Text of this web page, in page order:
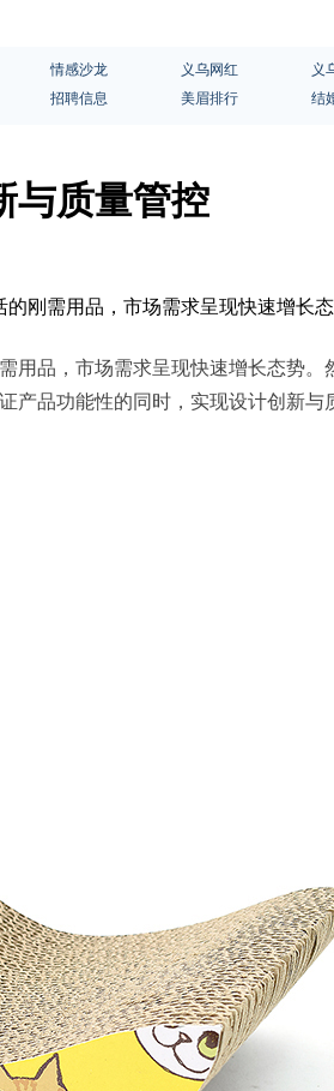
情感沙龙 义乌网红 义
招聘信息 美眉排行 结
与质量管控
刚需用品，市场需求呈现快速增
用品，市场需求呈现快速增长态势
品功能性的同时，实现设计创新与